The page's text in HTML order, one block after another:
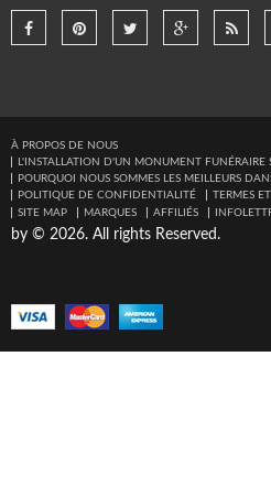
À PROPOS DE NOUS
L'INSTALLATION D'UN MONUMENT FUNÉRAIRE
POURQUOI NOUS SOMMES LES MEILLEURS
POLITIQUE DE CONFIDENTIALITÉ
TERMES
SITE MAP
MARQUES AFFILIÉS
by © 2026. All rights Reserved.